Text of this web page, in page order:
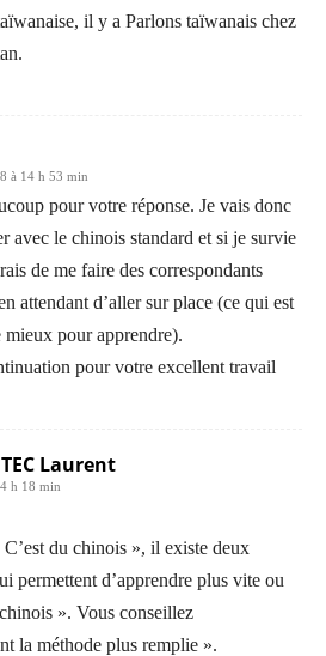
il y a Parlons taïwanais chez
à 14 h 53 min
pour votre réponse. Je vais donc
avec le chinois standard et si je survie
de me faire des correspondants
attendant d’aller sur place (ce qui est
mieux pour apprendre).
pour votre excellent travail
Laurent
h 18 min
du chinois », il existe deux
permettent d’apprendre plus vite ou
». Vous conseillez
la méthode plus remplie ».